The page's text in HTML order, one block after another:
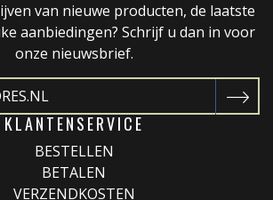
van nieuwe producten, de laatste
aanbiedingen? Schrijf u dan in voor
onze nieuwsbrief.
KLANTENSERVICE
BESTELLEN
BETALEN
VERZENDKOSTEN